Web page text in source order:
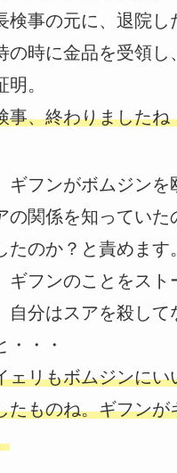
検事の元に、退院し
の時に金品を受領し
。
事、終わりましたね
ギフンがボムジンを
の関係を知っていた
たのか？と責めます
ギフンのことをスト
自分はスアを殺して
・・・
ェリもボムジンにい
たものね。ギフンが